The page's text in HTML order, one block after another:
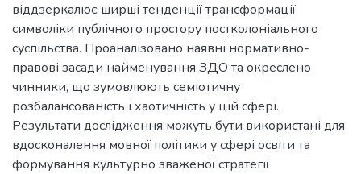
віддзеркалює ширші тенденції трансформації
символіки публічного простору постколоніального
суспільства. Проаналізовано наявні нормативно-
правові засади найменування ЗДО та окреслено
чинники, що зумовлюють семіотичну
розбалансованість і хаотичність у цій сфері.
Результати дослідження можуть бути використані для
вдосконалення мовної політики у сфері освіти та
формування культурно зваженої стратегії